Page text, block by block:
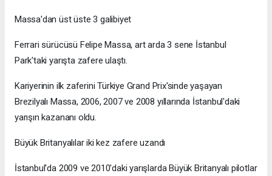
Massa'dan üst üste 3 galibiyet
Ferrari sürücüsü Felipe Massa, art arda 3 sene İstanbul
Park'taki yarışta zafere ulaştı.
Kariyerinin ilk zaferini Türkiye Grand Prix'sinde yaşayan
Brezilyalı Massa, 2006, 2007 ve 2008 yıllarında İstanbul'daki
yarışın kazananı oldu.
Büyük Britanyalılar iki kez zafere uzandı
İstanbul'da 2009 ve 2010'daki yarışlarda Büyük Britanyalı pilotlar